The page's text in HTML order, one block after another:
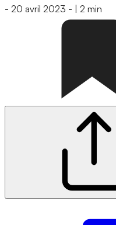
- 20 avril 2023 - 2 min